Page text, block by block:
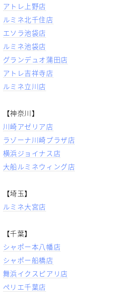
アトレ上野店
ルミネ北千住店
エソラ池袋店
ルミネ池袋店
グランデュオ蒲田店
アトレ吉祥寺店
ルミネ立川店
【神奈川】
川崎アゼリア店
ラゾーナ川崎プラザ店
横浜ジョイナス店
大船ルミネウィング店
【埼玉】
ルミネ大宮店
【千葉】
シャポー本八幡店
シャポー船橋店
舞浜イクスピアリ店
ペリエ千葉店